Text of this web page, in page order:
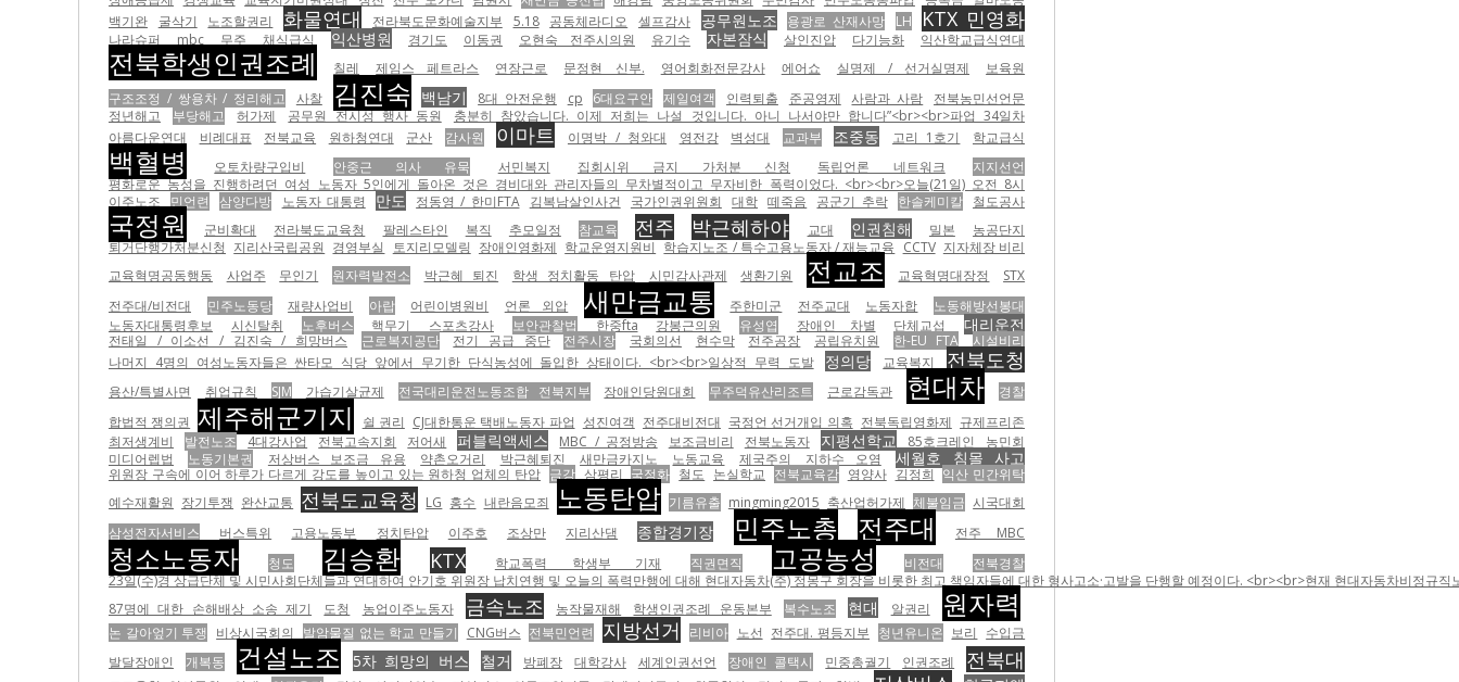
백기완
굴삭기 노조할권리 화물연대 전라북도문화예술지부 5.18 공동체라디오 셀프감사 공무원노조 용광로 산재사망 LH KTX 민영화
나라슈퍼 mbc 무주 채식급식 익산병원 경기도 이동권 오현숙 전주시의원 유기수 자본잠식 살인진압 다기능화 익산학교급식연대
전북학생인권조례 칠레 제임스 페트라스 연장근로 문정현 신부. 영어회화전문강사 에어쇼 실명제 / 선거실명제
보육원
구조조정 / 쌍용차 / 정리해고
사찰 김진숙 백남기 8대 안전운행 cp 6대요구안 제일여객 인력퇴출 준공영제 사람과 사람
전북농민선언문
정년해고
부당해고 허가제 공무원 전시성 행사 동원
충분히 참았습니다. 이제 저희는 나설 것입니다. 아니 나서야만 합니다”<br><br>파업 34일차
아름다운연대
비례대표 전북교육 원하청연대 군산 감사원 이마트 이명박 / 청와대 영전강 벽성대 교과부 조중동 고리 1호기 학교급식
백혈병 오토차량구입비 안중근 의사 유묵 서민복지 집회시위 금지 가처분 신청 독립언론 네트워크
지지선언
평화로운 농성을 진행하려던 여성 노동자 5인에게 돌아온 것은 경비대와 관리자들의 무차별적이고 무자비한 폭력이었다. <br><br>오늘(21일) 오전 8시
이주노조
민언련 삼양다방 노동자 대통령 만도 정동영 / 한미FTA 김복남살인사건 국가인권위원회 대학 떼죽음 공군기 추락 한솔케미칼 철도공사
국정원 군비확대 전라북도교육청 팔레스타인 복직 추모일정 참교육 전주 박근혜하야 교대 인권침해 밀본
농공단지
퇴거단행가처분신청 지리산국립공원 경영부실 토지리모델링 장애인영화제 학교운영지원비 학습지노조 / 특수고용노동자 / 재능교육 CCTV 지자체장 비리
교육혁명공동행동
사업주 무인기 원자력발전소 박근혜 퇴진 학생 정치활동 탄압 시민감사관제 생환기원 전교조 교육혁명대장정
STX
전주대/비전대
민주노동당 재량사업비 아랍 어린이병원비 언론 외압 새만금교통 주한미군 전주교대 노동자합
노동해방선봉대
노동자대통령후보
시신탈취 노후버스 핵무기 스포츠강사 보안관찰법 한중fta 강봉근의원 유성엽 장애인 차별 단체교섭 대리운전
전태일 / 이소선 / 김진숙 / 희망버스 근로복지공단 전기 공급 중단 전주시장 국회의선 현수막 전주공장 공립유치원 한-EU FTA
시설비리
나머지 4명의 여성노동자들은 싼타모 식당 앞에서 무기한 단식농성에 돌입한 상태이다. <br><br>일상적 무력 도발
정의당 교육복지 전북도청
용산/특별사면 취업규칙 SJM 가습기살균제 전국대리운전노동조합 전북지부 장애인당원대회 무주덕유산리조트 근로감독관 현대차
경찰
합법적 쟁의권 제주해군기지 쉴 권리 CJ대한통운 택배노동자 파업 성진여객 전주대비전대 국정언 선거개입 의혹 전북독립영화제 규제프리존
최저생계비
발전노조 4대강사업 전북고속지회 저어새 퍼블릭액세스 MBC / 공정방송 보조금비리 전북노동자 지평선학교 85호크레인
농민회
미디어렙법
노동기본권 저상버스 보조금 유용 약촌오거리 박근혜퇴진 새만금카지노 노동교육 제국주의 지하수 오염 세월호 침몰 사고
위원장 구속에 이어 하루가 다르게 강도를 높이고 있는 원하청 업체의 탄압 금강 삼평리 국정화 철도 논실학교 전북교육감 영양사 김정희 익산 민간위탁
예수재활원 장기투쟁 완산교통 전북도교육청 LG 홍수 내란음모죄 노동탄압 기름유출 mingming2015 축산업허가제 체불임금 시국대회
삼성전자서비스
버스특위 고용노동부 정치탄압 이주호 조상만 지리산댐 종합경기장 민주노총 전주대 전주 MBC
청소노동자 청도 김승환 KTX 학교폭력 학생부 기재 직권면직 고공농성 비전대
전북경찰
23일(수)경 상급단체 및 시민사회단체들과 연대하여 안기호 위원장 납치연행 및 오늘의 폭력만행에 대해 현대자동차(주) 정몽구 회장을 비롯한 최고 책임자들에 대한 형사고소·고발을 단행할 예정이다. <br><br>현재 현대자동차비정
87명에 대한 손해배상 소송 제기
도청 농업이주노동자 금속노조 농작물재해 학생인권조례 운동본부 복수노조 현대 알권리 원자력
논 갈아엎기 투쟁 비상시국회의 발암물질 없는 학교 만들기 CNG버스 전북민언련 지방선거 리비아 노선 전주대. 평등지부 청년유니온 보리
수입금
발달장애인
개복동 건설노조 5차 희망의 버스 철거 방폐장 대학강사 세계인권선언 장애인 콜택시 민중총궐기 인권조례 전북대